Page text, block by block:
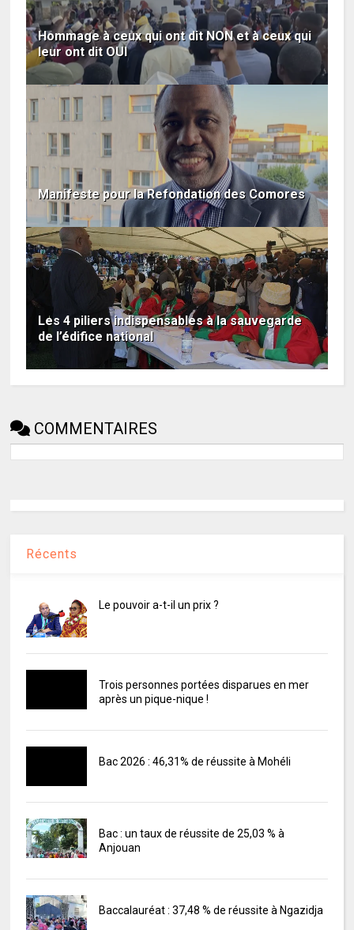
Hommage à ceux qui ont dit NON et à ceux qui
leur ont dit OUI
Manifeste pour la Refondation des Comores
Les 4 piliers indispensables à la sauvegarde
de l’édifice national
COMMENTAIRES
Récents
Le pouvoir a-t-il un prix ?
Trois personnes portées disparues en mer
après un pique-nique !
Bac 2026 : 46,31% de réussite à Mohéli
Bac : un taux de réussite de 25,03 % à
Anjouan
Baccalauréat : 37,48 % de réussite à Ngazidja